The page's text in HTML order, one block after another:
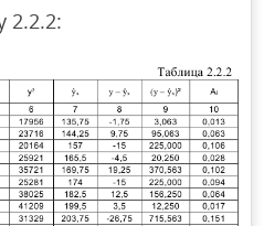
2.2.2: